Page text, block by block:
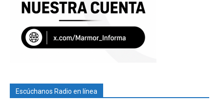
Escúchanos Radio en línea